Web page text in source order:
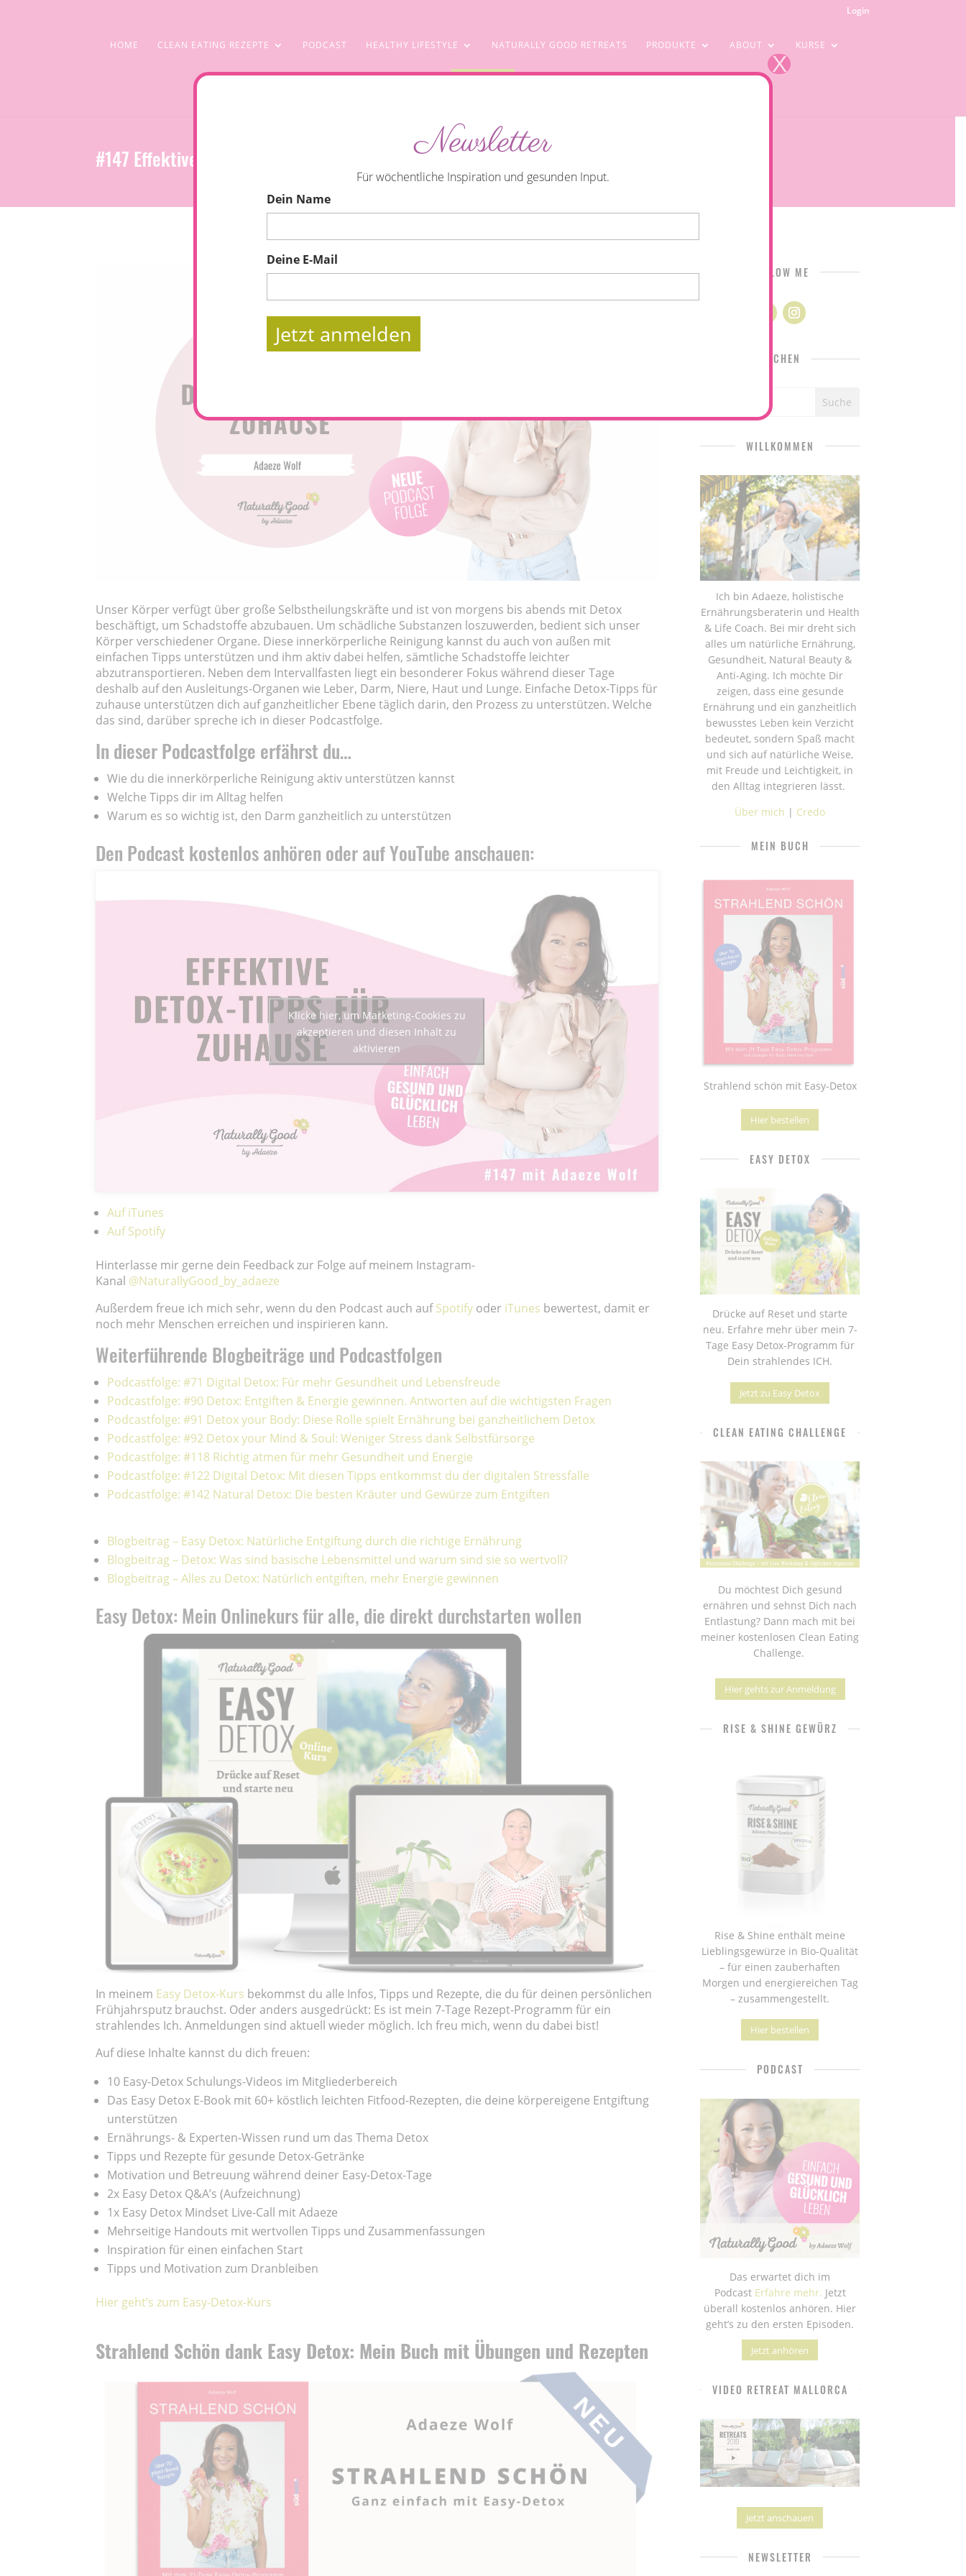
Login
HOME CLEAN EATING REZEPTE PODCAST HEALTHY LIFESTYLE NATURALLY GOOD RETREATS PRODUKTE ABOUT KURSE
#147 Effektive Detox-Tipps für zuhause
Unser Körper verfügt über große Selbstheilungskräfte und ist von morgens bis abends mit Detox
beschäftigt, um Schadstoffe abzubauen. Um schädliche Substanzen loszuwerden, bedient sich unser
Körper verschiedener Organe. Diese innerkörperliche Reinigung kannst du auch von außen mit
einfachen Tipps unterstützen und ihm aktiv dabei helfen, sämtliche Schadstoffe leichter
abzutransportieren. Neben dem Intervallfasten liegt ein besonderer Fokus während dieser Tage
deshalb auf den Ausleitungs-Organen wie Leber, Darm, Niere, Haut und Lunge. Einfache Detox-Tipps für
zuhause unterstützen dich auf ganzheitlicher Ebene täglich darin, den Prozess zu unterstützen. Welche
das sind, darüber spreche ich in dieser Podcastfolge.
In dieser Podcastfolge erfährst du…
Wie du die innerkörperliche Reinigung aktiv unterstützen kannst
Welche Tipps dir im Alltag helfen
Warum es so wichtig ist, den Darm ganzheitlich zu unterstützen
Den Podcast kostenlos anhören oder auf YouTube anschauen:
Klicke hier, um Marketing-Cookies zu
akzeptieren und diesen Inhalt zu
aktivieren
Auf iTunes
Auf Spotify
Hinterlasse mir gerne dein Feedback zur Folge auf meinem Instagram-
Kanal @NaturallyGood_by_adaeze
Außerdem freue ich mich sehr, wenn du den Podcast auch aufSpotifyoder iTunes bewertest, damit er
noch mehr Menschen erreichen und inspirieren kann.
Weiterführende Blogbeiträge und Podcastfolgen
Podcastfolge: #71 Digital Detox: Für mehr Gesundheit und Lebensfreude
Podcastfolge: #90 Detox: Entgiften & Energie gewinnen. Antworten auf die wichtigsten Fragen
Podcastfolge: #91 Detox your Body: Diese Rolle spielt Ernährung bei ganzheitlichem Detox
Podcastfolge: #92 Detox your Mind & Soul: Weniger Stress dank Selbstfürsorge
Podcastfolge: #118 Richtig atmen für mehr Gesundheit und Energie
Podcastfolge: #122 Digital Detox: Mit diesen Tipps entkommst du der digitalen Stressfalle
Podcastfolge: #142 Natural Detox: Die besten Kräuter und Gewürze zum Entgiften
Blogbeitrag – Easy Detox: Natürliche Entgiftung durch die richtige Ernährung
Blogbeitrag – Detox: Was sind basische Lebensmittel und warum sind sie so wertvoll?
Blogbeitrag – Alles zu Detox: Natürlich entgiften, mehr Energie gewinnen
Easy Detox: Mein Onlinekurs für alle, die direkt durchstarten wollen
In meinem Easy Detox-Kurs bekommst du alle Infos, Tipps und Rezepte, die du für deinen persönlichen
Frühjahrsputz brauchst. Oder anders ausgedrückt: Es ist mein 7-Tage Rezept-Programm für ein
strahlendes Ich. Anmeldungen sind aktuell wieder möglich. Ich freu mich, wenn du dabei bist!
Auf diese Inhalte kannst du dich freuen:
10 Easy-Detox Schulungs-Videos im Mitgliederbereich
Das Easy Detox E-Book mit 60+ köstlich leichten Fitfood-Rezepten, die deine körpereigene Entgiftung
unterstützen
Ernährungs- & Experten-Wissen rund um das Thema Detox
Tipps und Rezepte für gesunde Detox-Getränke
Motivation und Betreuung während deiner Easy-Detox-Tage
2x Easy Detox Q&A’s (Aufzeichnung)
1x Easy Detox Mindset Live-Call mit Adaeze
Mehrseitige Handouts mit wertvollen Tipps und Zusammenfassungen
Inspiration für einen einfachen Start
Tipps und Motivation zum Dranbleiben
Hier geht’s zum Easy-Detox-Kurs
Strahlend Schön dank Easy Detox: Mein Buch mit Übungen und Rezepten
FOLLOW ME
SUCHEN
WILLKOMMEN
Ich bin Adaeze, holistische
Ernährungsberaterin und Health
& Life Coach. Bei mir dreht sich
alles um natürliche Ernährung,
Gesundheit, Natural Beauty &
Anti-Aging. Ich möchte Dir
zeigen, dass eine gesunde
Ernährung und ein ganzheitlich
bewusstes Leben kein Verzicht
bedeutet, sondern Spaß macht
und sich auf natürliche Weise,
mit Freude und Leichtigkeit, in
den Alltag integrieren lässt.
Über mich | Credo
MEIN BUCH
Strahlend schön mit Easy-Detox
Hier bestellen
EASY DETOX
Drücke auf Reset und starte
neu. Erfahre mehr über mein 7-
Tage Easy Detox-Programm für
Dein strahlendes ICH.
Jetzt zu Easy Detox
CLEAN EATING CHALLENGE
Du möchtest Dich gesund
ernähren und sehnst Dich nach
Entlastung? Dann mach mit bei
meiner kostenlosen Clean Eating
Challenge.
Hier gehts zur Anmeldung
RISE & SHINE GEWÜRZ
Rise & Shine enthält meine
Lieblingsgewürze in Bio-Qualität
– für einen zauberhaften
Morgen und energiereichen Tag
– zusammengestellt.
Hier bestellen
PODCAST
Das erwartet dich im
Podcast Erfahre mehr. Jetzt
überall kostenlos anhören. Hier
geht’s zu den ersten Episoden.
Jetzt anhören
VIDEO RETREAT MALLORCA
Jetzt anschauen
NEWSLETTER
Newsletter
Für wöchentliche Inspiration und gesunden Input.
Dein Name
Deine E-Mail
Jetzt anmelden
X